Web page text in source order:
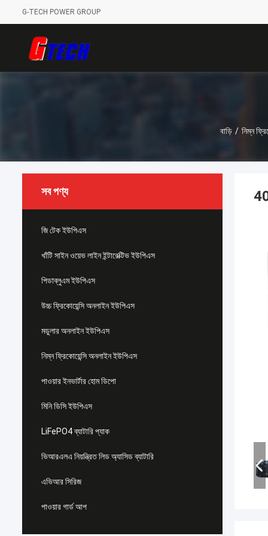
G-TECH POWER GROUP
বাড়ি / নিম্ন
সব পণ্য
জি টেক ইউপিএস
খাঁটি সাইন ওয়েভ লাইন ইন্টারেক্টিভ ইউপিএস
পিডাব্লুএম ইউপিএস
উচ্চ ফ্রিকোয়েন্সি অনলাইন ইউপিএস
মডুলার অনলাইন ইউপিএস
নিম্ন ফ্রিকোয়েন্সি অনলাইন ইউপিএস
পাওয়ার ইনভার্টার হোম ডিপো
মিনি ডিসি ইউপিএস
LiFePO4 ব্যাটারি প্যাক
ভিআরএলএ নিয়ন্ত্রিত লিড অ্যাসিড ব্যাটারি
এভিআর সিরিজ
পাওয়ার গার্ড আপ